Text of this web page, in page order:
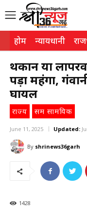
होम न्यायधानी
थकान या
पड़ा महंगा,
घायल
राज्य सम सामयिक
June 11, 2025 Updated:
By shrinews36garh
1428